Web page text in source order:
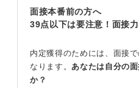
関心度が高いサイン
過去に私が多くの就活生を
しい質問をされたり、さま
面接本番前の方へ
39点以下は要注意！面接
内定獲得のためには、面接
なります。 あなたは自分の
か？